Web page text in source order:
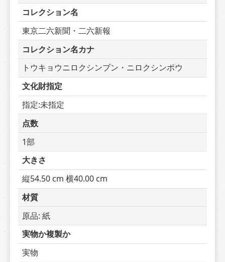
コレクション名
東京二六新聞・二六新報
コレクション名カナ
トウキョウニロクシンブン・ニロクシンポウ
文化財指定
指定:未指定
点数
1部
大きさ
縦54.50 cm 横40.00 cm
材質
原品: 紙
実物か複製か
実物